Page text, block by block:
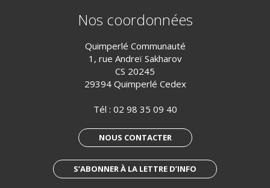
Nos coordonnées
Quimperlé Communauté
1, rue Andreï Sakharov
CS 20245
29394 Quimperlé Cedex
Tél : 02 98 35 09 40
NOUS CONTACTER
S’ABONNER À LA LETTRE D’INFO